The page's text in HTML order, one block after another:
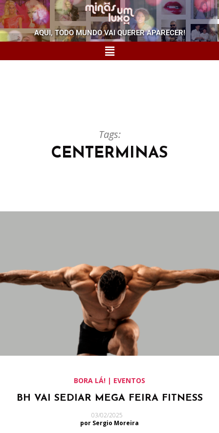
AQUI, TODO MUNDO VAI QUERER APARECER!
Tags:
CENTERMINAS
BORA LÁ! | EVENTOS
BH VAI SEDIAR MEGA FEIRA FITNESS
03/02/2025
por Sergio Moreira